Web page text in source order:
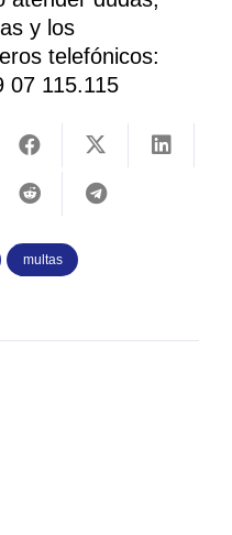
y los
telefónicos:
07 115.115
multas